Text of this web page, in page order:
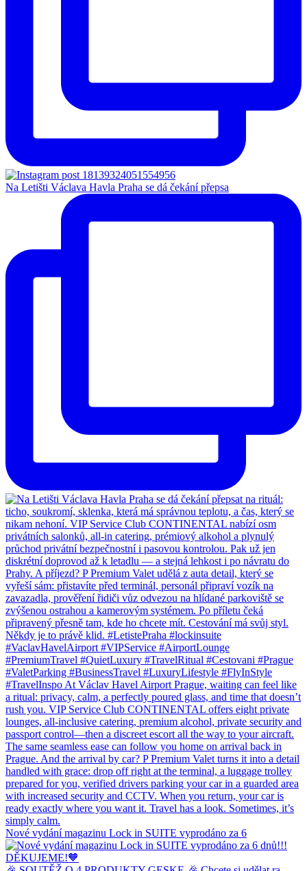
Na Letišti Václava Havla Praha se dá čekání přepsa
Nové vydání magazinu Lock in SUITE vyprodáno za 6